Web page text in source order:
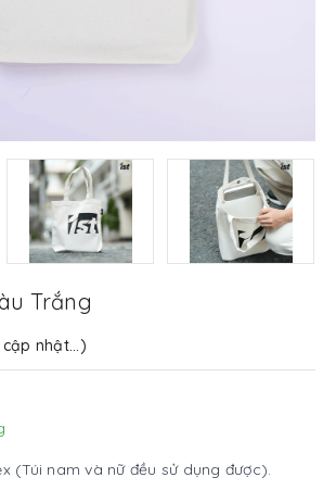
Trắng
nhật...)
(Túi nam và nữ đều sử dụng được).